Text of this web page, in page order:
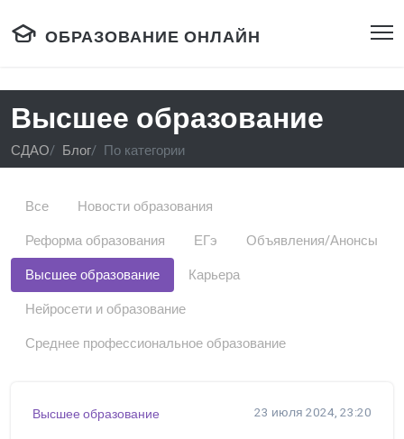
ОБРАЗОВАНИЕ ОНЛАЙН
Высшее образование
СДАО Блог По категории
Все
Новости образования
Реформа образования
ЕГэ
Объявления/Анонсы
Высшее образование
Карьера
Нейросети и образование
Среднее профессиональное образование
Высшее образование 23 июля 2024, 23:20